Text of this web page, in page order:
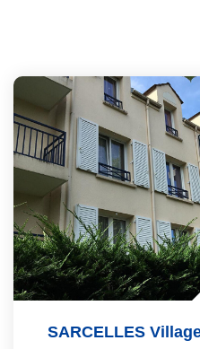
SARCELLES